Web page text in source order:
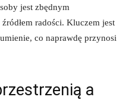
jest zbędnym
radości. ⁤Kluczem jest
co naprawdę przynosi
a